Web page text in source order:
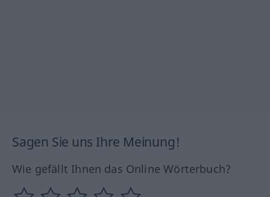
Sagen Sie uns Ihre Meinung!
Wie gefällt Ihnen das Online Wörterbuch?